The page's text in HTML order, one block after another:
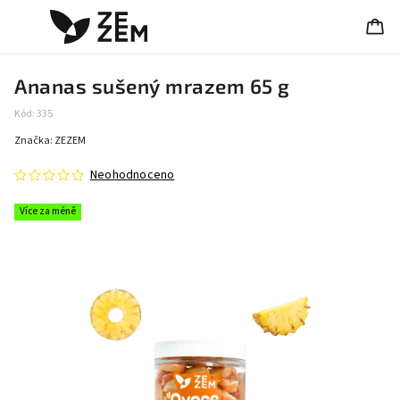
Ananas sušený mrazem 65 g
Kód:335
Více za méně
Neohodnoceno
Značka: ZEZEM